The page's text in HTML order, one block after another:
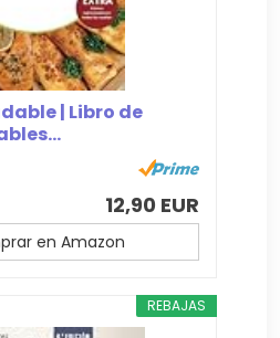
| Libro de
12,90 EUR
en Amazon
REBAJAS